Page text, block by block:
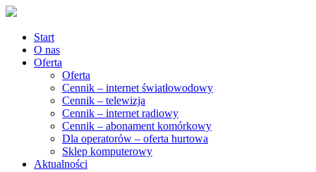
Start
O nas
Oferta
Oferta
Cennik – internet światłowodowy
Cennik – telewizja
Cennik – internet radiowy
Cennik – abonament komórkowy
Dla operatorów – oferta hurtowa
Sklep komputerowy
Aktualności